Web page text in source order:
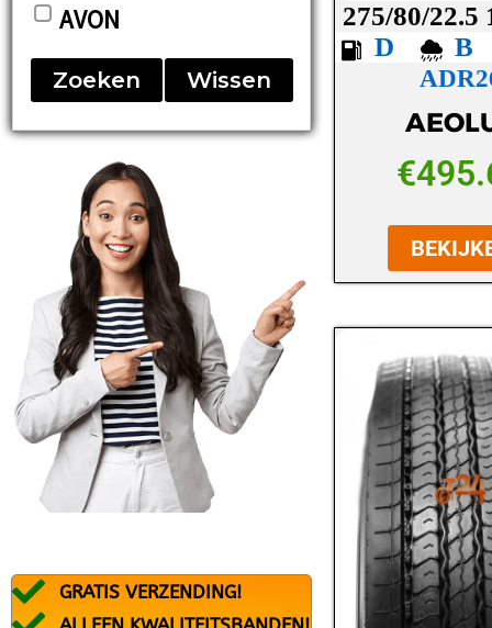
AVON
BARUM
BF-GOODRICH
BFGOODRICH
BLACK ARROW
BRIDGESTONE
CONTINENTAL
DEBICA
DUNLOP
DURATURN
FALKEN
FEDERAL
FIREMAX
FORTUNA
Zoeken Wissen
GRATIS VERZENDING!
275/80/22.5
D
B
€